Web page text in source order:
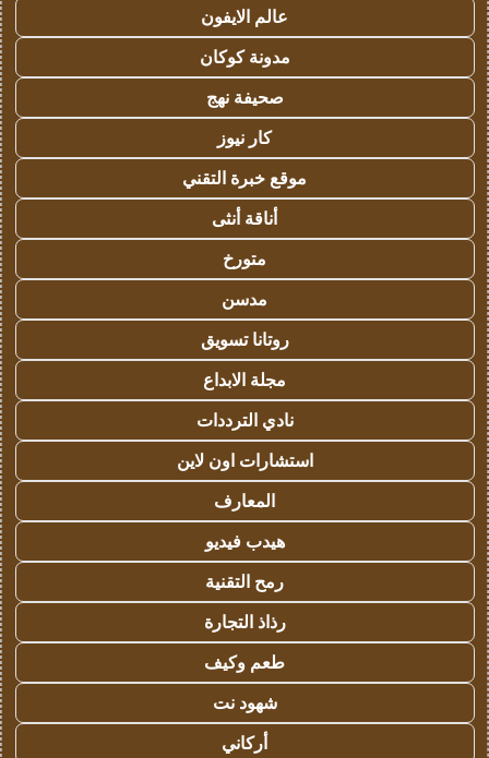
عالم الايفون
مدونة كوكان
صحيفة نهج
كار نيوز
موقع خبرة التقني
أناقة أنثى
متورخ
مدسن
روتانا تسويق
مجلة الابداع
نادي الترددات
استشارات اون لاين
المعارف
هيدب فيديو
رمح التقنية
رذاذ التجارة
طعم وكيف
شهود نت
أركاني